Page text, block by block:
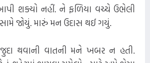
શક્યો નહીં. ને ફળિયા વચ્ચે ઉભેલી
જોયું. મારું મન ઉદાસ થઈ ગયું.
થવાની વાતની મને ખબર ન હતી.